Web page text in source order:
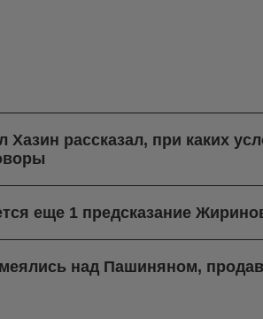
рассказал, при каких
еще 1 предсказание
над Пашиняном,